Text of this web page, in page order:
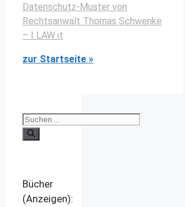
Datenschutz-Muster von
Rechtsanwalt Thomas Schwenke
– I LAW it
zur Startseite »
Suchen
nach:
Bücher
(Anzeigen):